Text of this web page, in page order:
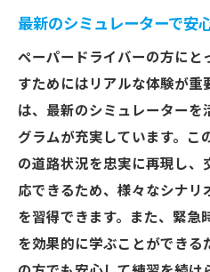
教習所選びで注目
運転スキル向上の
実際の運転で役立
プロ講師による個
ペーパードライバ
をサポート
初心者でも大丈夫！埼
を卒業するためのステ
最新のシミュレーターで安
ペーパードライバーの方にと
すためにはリアルな体験が重
は、最新のシミュレーターを
グラムが充実しています。こ
の道路状況を忠実に再現し、
応できるため、様々なシナリ
を習得できます。また、緊急
を効果的に学ぶことができる